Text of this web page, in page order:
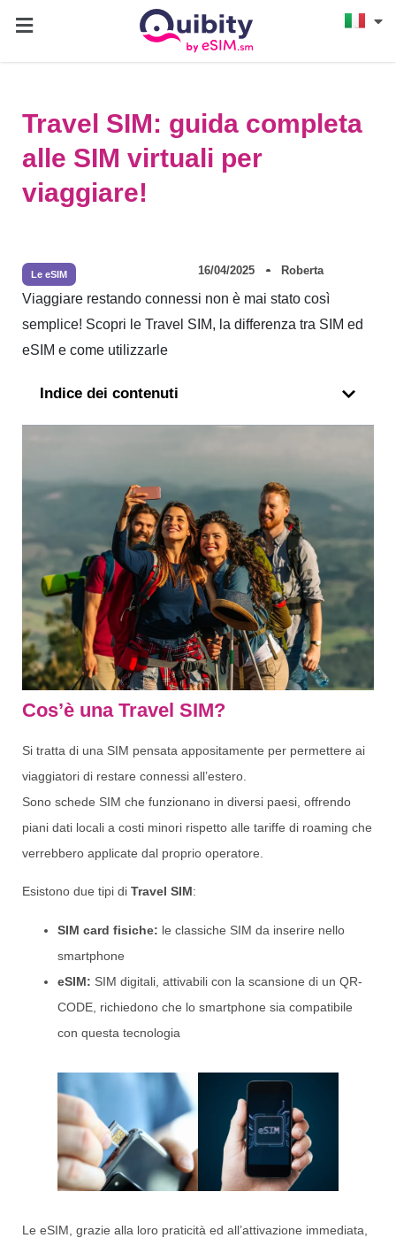
Travel SIM: guida completa
alle SIM virtuali per
viaggiare!
Le eSIM 16/04/2025 Roberta
Viaggiare restando connessi non è mai stato così
semplice! Scopri le Travel SIM, la differenza tra SIM ed
eSIM e come utilizzarle
Indice dei contenuti
Cos’è una Travel SIM?
Si tratta di una SIM pensata appositamente per permettere ai
viaggiatori di restare connessi all’estero.
Sono schede SIM che funzionano in diversi paesi, offrendo
piani dati locali a costi minori rispetto alle tariffe di roaming che
verrebbero applicate dal proprio operatore.
Esistono due tipi di Travel SIM:
SIM card fisiche: le classiche SIM da inserire nello
smartphone
eSIM: SIM digitali, attivabili con la scansione di un QR-
CODE, richiedono che lo smartphone sia compatibile
con questa tecnologia
Le eSIM, grazie alla loro praticità ed all’attivazione immediata,